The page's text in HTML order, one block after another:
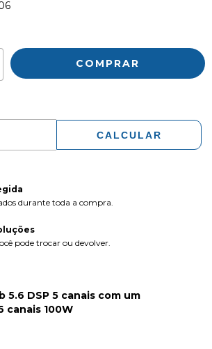
CALCULAR
durante toda a compra.
pode trocar ou devolver.
5.6 DSP 5 canais com um
canais 100W